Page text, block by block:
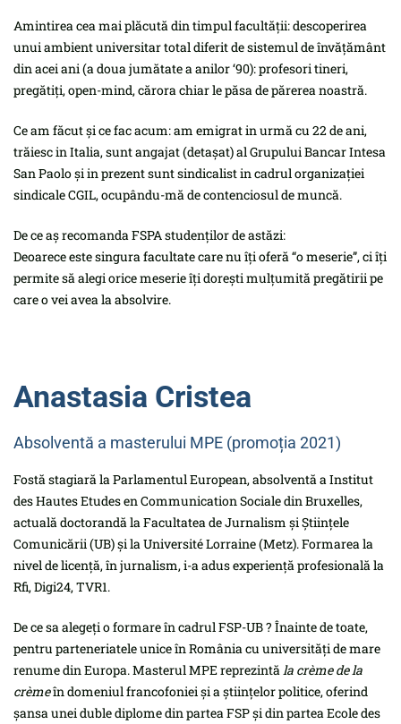
Amintirea cea mai plăcută din timpul facultății: descoperirea
unui ambient universitar total diferit de sistemul de învățământ
din acei ani (a doua jumătate a anilor ‘90): profesori tineri,
pregătiți, open-mind, cărora chiar le păsa de părerea noastră.
Ce am făcut și ce fac acum: am emigrat in urmă cu 22 de ani,
trăiesc in Italia, sunt angajat (detașat) al Grupului Bancar Intesa
San Paolo și in prezent sunt sindicalist in cadrul organizației
sindicale CGIL, ocupându-mă de contenciosul de muncă.
De ce aș recomanda FSPA studenților de astăzi:
Deoarece este singura facultate care nu îți oferă “o meserie”, ci îți
permite să alegi orice meserie îți dorești mulțumită pregătirii pe
care o vei avea la absolvire.
Anastasia Cristea
Absolventă a masterului MPE (promoția 2021)
Fostă stagiară la Parlamentul European, absolventă a Institut
des Hautes Etudes en Communication Sociale din Bruxelles,
actuală doctorandă la Facultatea de Jurnalism și Științele
Comunicării (UB) și la Université Lorraine (Metz). Formarea la
nivel de licență, în jurnalism, i-a adus experiență profesională la
Rfi, Digi24, TVR1.
De ce sa alegeți o formare în cadrul FSP-UB ? Înainte de toate,
pentru parteneriatele unice în România cu universități de mare
renume din Europa. Masterul MPE reprezintăla crème de la
crèmeîn domeniul francofoniei și a științelor politice, oferind
șansa unei duble diplome din partea FSP și din partea Ecole des